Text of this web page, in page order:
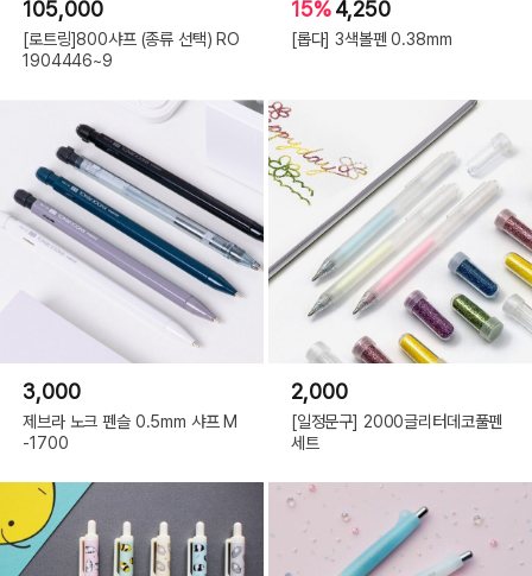
105,000
[로트링]800샤프 (종류 선택) RO
1904446~9
15%4,250
[롭다] 3색볼펜 0.38mm
3,000
제브라 노크 펜슬 0.5mm 샤프 M
-1700
2,000
[일정문구] 2000글리터데코풀펜
세트